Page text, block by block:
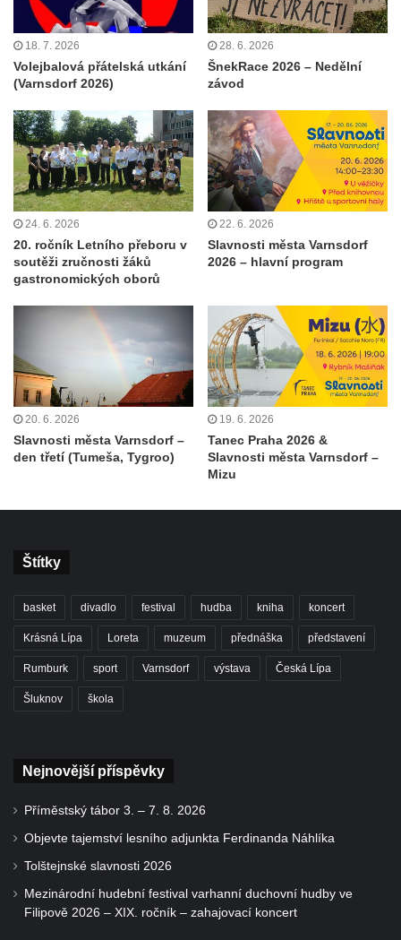
18. 7. 2026
Volejbalová přátelská utkání
(Varnsdorf 2026)
28. 6. 2026
ŠnekRace 2026 – Nedělní
závod
24. 6. 2026
20. ročník Letního přeboru v
soutěži zručnosti žáků
gastronomických oborů
22. 6. 2026
Slavnosti města Varnsdorf
2026 – hlavní program
20. 6. 2026
Slavnosti města Varnsdorf –
den třetí (Tumeša, Tygroo)
19. 6. 2026
Tanec Praha 2026 &
Slavnosti města Varnsdorf –
Mizu
Štítky
basket divadlo festival hudba kniha koncert
Krásná Lípa Loreta muzeum přednáška představení
Rumburk sport Varnsdorf výstava Česká Lípa
Šluknov škola
Nejnovější příspěvky
Příměstský tábor 3. – 7. 8. 2026
Objevte tajemství lesního adjunkta Ferdinanda Náhlíka
Tolštejnské slavnosti 2026
Mezinárodní hudební festival varhanní duchovní hudby ve
Filipově 2026 – XIX. ročník – zahajovací koncert